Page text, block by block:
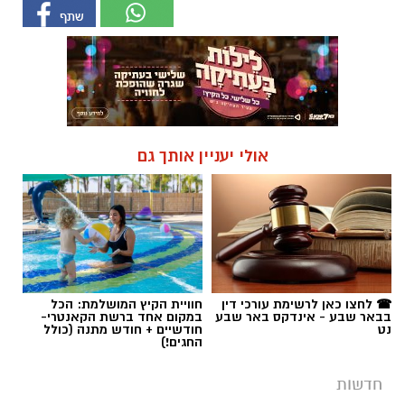
אולי יעניין אותך גם
☎ לחצו כאן לרשימת עורכי דין
בבאר שבע - אינדקס באר שבע
נט
חוויית הקיץ המושלמת: הכל
במקום אחד ברשת הקאנטרי-
חודשיים + חודש מתנה (כולל
החגים!)
חדשות